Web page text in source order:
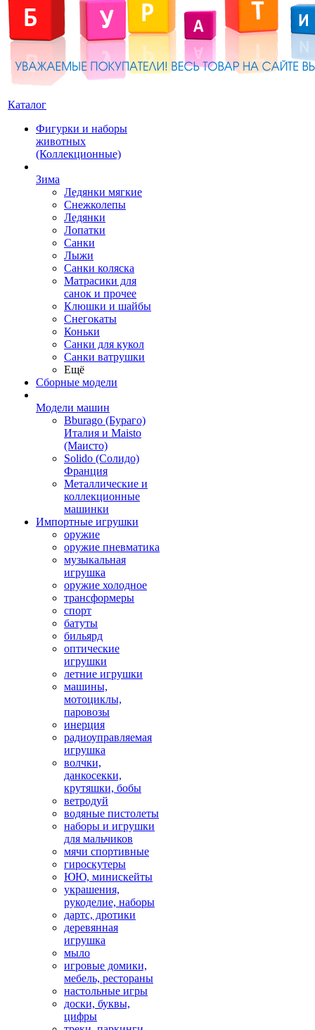
Каталог
Фигурки и наборы
животных
(Коллекционные)
Зима
Ледянки мягкие
Снежколепы
Ледянки
Лопатки
Санки
Лыжи
Санки коляска
Матрасики для
санок и прочее
Клюшки и шайбы
Снегокаты
Коньки
Санки для кукол
Санки ватрушки
Ещё
Сборные модели
Модели машин
Bburago (Бураго)
Италия и Maisto
(Маисто)
Solido (Солидо)
Франция
Металлические и
коллекционные
машинки
Импортные игрушки
оружие
оружие пневматика
музыкальная
игрушка
оружие холодное
трансформеры
спорт
батуты
бильярд
оптические
игрушки
летние игрушки
машины,
мотоциклы,
паровозы
инерция
радиоуправляемая
игрушка
волчки,
данкосекки,
крутяшки, бобы
ветродуй
водяные пистолеты
наборы и игрушки
для мальчиков
мячи спортивные
гироскутеры
ЮЮ, минискейты
украшения,
рукоделие, наборы
дартс, дротики
деревянная
игрушка
мыло
игровые домики,
мебель, рестораны
настольные игры
доски, буквы,
цифры